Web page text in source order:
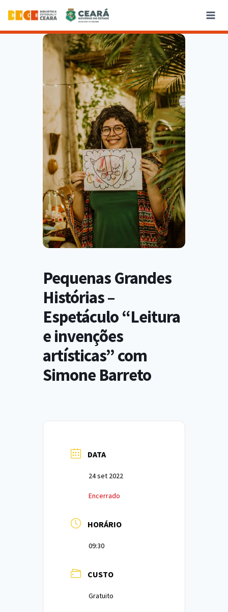
Pequenas Grandes
Histórias –
Espetáculo “Leitura
e invenções
artísticas” com
Simone Barreto
DATA
24 set 2022
Encerrado
HORÁRIO
09:30
CUSTO
Gratuito